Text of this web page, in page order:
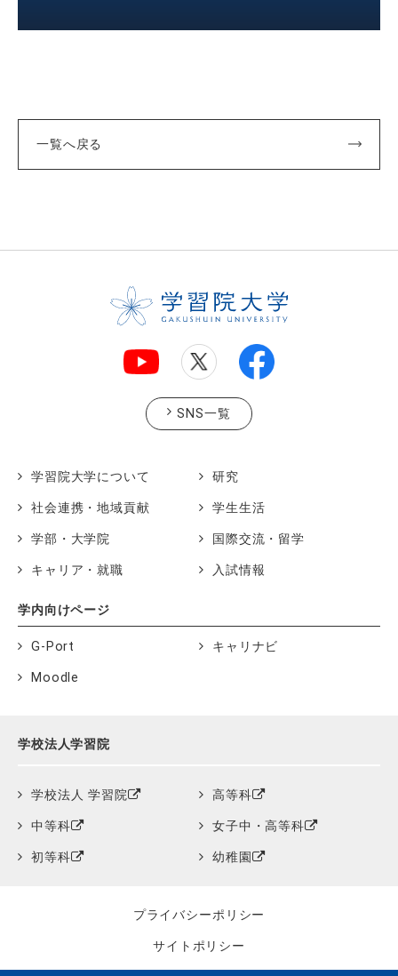
一覧へ戻る
SNS一覧
学習院大学について 研究
社会連携・地域貢献 学生生活
学部・大学院 国際交流・留学
キャリア・就職 入試情報
学内向けページ
G-Port キャリナビ
Moodle
学校法人学習院
学校法人 学習院 高等科
中等科 女子中・高等科
初等科 幼稚園
プライバシーポリシー
サイトポリシー